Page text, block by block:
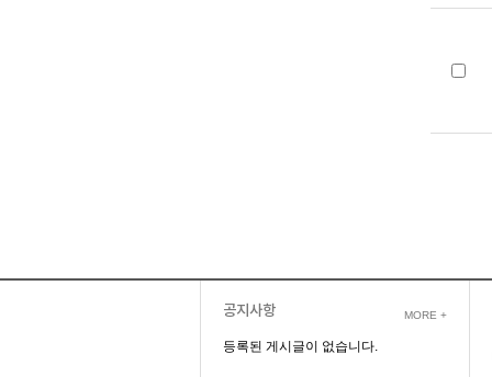
공지사항 MORE +
등록된 게시글이 없습니다.